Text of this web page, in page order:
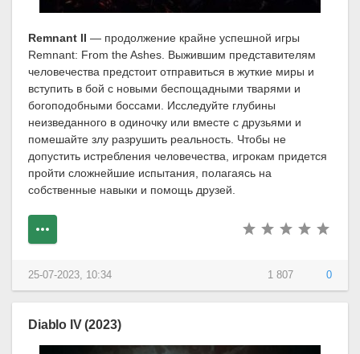
Remnant II — продолжение крайне успешной игры
Remnant: From the Ashes. Выжившим представителям
человечества предстоит отправиться в жуткие миры и
вступить в бой с новыми беспощадными тварями и
богоподобными боссами. Исследуйте глубины
неизведанного в одиночку или вместе с друзьями и
помешайте злу разрушить реальность. Чтобы не
допустить истребления человечества, игрокам придется
пройти сложнейшие испытания, полагаясь на
собственные навыки и помощь друзей.
1 807 0
25-07-2023, 10:34
Diablo IV (2023)